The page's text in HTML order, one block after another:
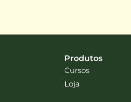
Produtos
Cursos
Loja